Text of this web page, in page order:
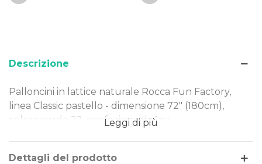
Descrizione
Palloncini in lattice naturale Rocca Fun Factory,
linea Classic pastello - dimensione 72" (180cm),
colore verde 22, confezione da 1pz.
Dimensione: 72" (180cm)
Tipo Colore: pastello
Leggi di più
Dettagli del prodotto